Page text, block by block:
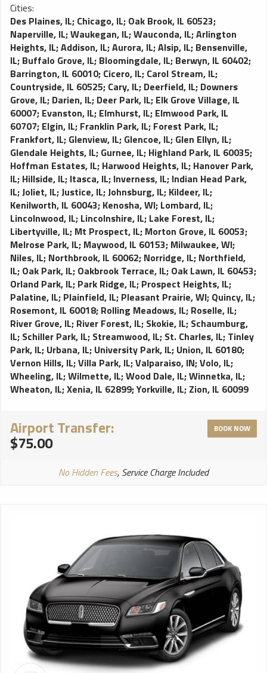
Cities:
Des Plaines, IL; Chicago, IL; Oak Brook, IL 60523;
Naperville, IL;Waukegan, IL;Wauconda, IL;Arlington
Heights, IL;Addison, IL;Aurora, IL;Alsip, IL; Bensenville,
IL; Buffalo Grove, IL; Bloomingdale, IL; Berwyn, IL 60402;
Barrington, IL 60010; Cicero, IL; Carol Stream, IL;
Countryside, IL 60525; Cary, IL; Deerfield, IL; Downers
Grove, IL; Darien, IL; Deer Park, IL; Elk Grove Village, IL
60007; Evanston, IL; Elmhurst, IL; Elmwood Park, IL
60707; Elgin, IL; Franklin Park, IL; Forest Park, IL;
Frankfort, IL; Glenview, IL; Glencoe, IL; Glen Ellyn, IL;
Glendale Heights, IL; Gurnee, IL; Highland Park, IL 60035;
Hoffman Estates, IL; Harwood Heights, IL; Hanover Park,
IL; Hillside, IL; Itasca, IL; Inverness, IL; Indian Head Park,
IL;Joliet, IL;Justice, IL;Johnsburg, IL; Kildeer, IL;
Kenilworth, IL 60043; Kenosha, WI; Lombard, IL;
Lincolnwood, IL; Lincolnshire, IL; Lake Forest, IL;
Libertyville, IL; Mt Prospect, IL; Morton Grove, IL 60053;
Melrose Park, IL; Maywood, IL 60153; Milwaukee, WI;
Niles, IL; Northbrook, IL 60062; Norridge, IL; Northfield,
IL; Oak Park, IL; Oakbrook Terrace, IL; Oak Lawn, IL 60453;
Orland Park, IL; Park Ridge, IL; Prospect Heights, IL;
Palatine, IL; Plainfield, IL; Pleasant Prairie, WI; Quincy, IL;
Rosemont, IL 60018; Rolling Meadows, IL; Roselle, IL;
River Grove, IL; River Forest, IL; Skokie, IL; Schaumburg,
IL; Schiller Park, IL; Streamwood, IL; St. Charles, IL; Tinley
Park, IL; Urbana, IL; University Park, IL; Union, IL 60180;
Vernon Hills, IL;Villa Park, IL;Valparaiso, IN;Volo, IL;
Wheeling, IL;Wilmette, IL;Wood Dale, IL;Winnetka, IL;
Wheaton, IL;Xenia, IL 62899;Yorkville, IL; Zion, IL 60099
Airport Transfer:
$75.00
BOOK NOW
No Hidden Fees, Service Charge Included